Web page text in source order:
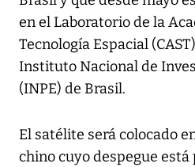
en el Laboratorio de la
Tecnología Espacial
Instituto Nacional de
(INPE) de Brasil.
El satélite será colocado
chino cuyo despegue